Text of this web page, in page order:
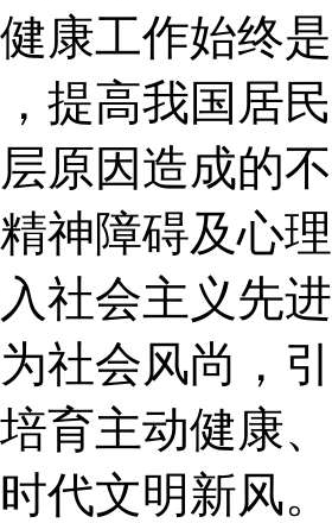
康工作始终
提高我国居
原因造成的
神障碍及心
社会主义先
社会风尚，
育主动健康
代文明新风。